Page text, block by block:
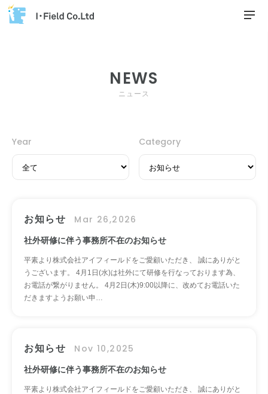
NEWS
ニュース
Year Category
お知らせ Mar 26,2026
社外研修に伴う事務所不在のお知らせ
平素より株式会社アイフィールドをご愛顧いただき、 誠にありがと
うございます。 4月1日(水)は社外にて研修を行なっております為、
お電話が繋がりません。 4月2日(木)9:00以降に、改めてお電話いた
だきますようお願い申…
お知らせ Nov 10,2025
社外研修に伴う事務所不在のお知らせ
平素より株式会社アイフィールドをご愛顧いただき、 誠にありがと